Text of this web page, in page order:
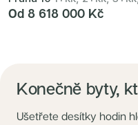
Od 8 618 000 Kč
Konečně byty,
Ušetřete desítky hodin